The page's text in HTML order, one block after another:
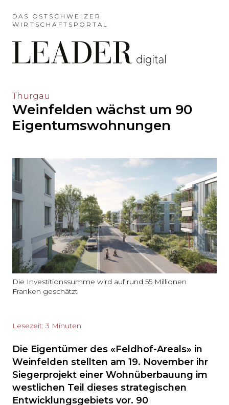
das
Hauptmenü
auslassen
und
Inhalt
springen?
DAS OSTSCHWEIZER
WIRTSCHAFTSPORTAL
Möchten
Sie
den
Hauptinhalt
direkt
zum
Seitenende
springen?
Thurgau
Weinfelden wächst um 90
Eigentumswohnungen
Die Investitionssumme wird auf rund 55 Millionen
Franken geschätzt
Lesezeit: 3 Minuten
Die Eigentümer des «Feldhof-Areals» in
Weinfelden stellten am 19. November ihr
Siegerprojekt einer Wohnüberbauung im
westlichen Teil dieses strategischen
Entwicklungsgebiets vor. 90